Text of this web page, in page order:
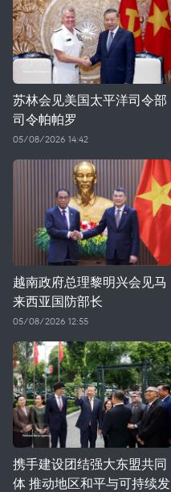
苏林会见美国太平洋司令部
司令帕帕罗
05/08/2026 14:42
越南政府总理黎明兴会见马
来西亚国防部长
05/08/2026 12:55
携手建设团结强大东盟共同
体 推动地区和平与可持续发